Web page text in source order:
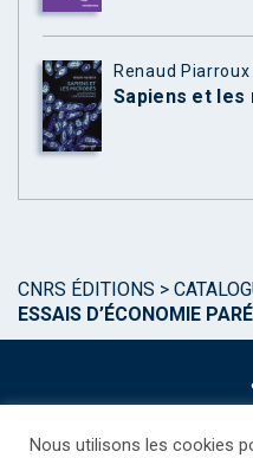
Renaud Piarroux
Sapiens et les
CNRS ÉDITIONS >
ESSAIS D’ÉCONOMIE
Nous utilisons les cookies